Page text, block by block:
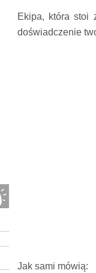
Ekipa, która stoi
doświadczenie
Jak sami mówią: